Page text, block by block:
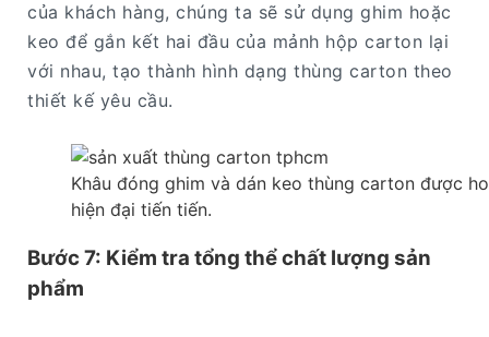
của khách hàng, chúng ta sẽ sử dụng ghim hoặc
keo để gắn kết hai đầu của mảnh hộp carton lại
với nhau, tạo thành hình dạng thùng carton theo
thiết kế yêu cầu.
Khâu đóng ghim và dán keo thùng carton được
hiện đại tiến tiến.
Bước 7: Kiểm tra tổng thể chất lượng sản
phẩm